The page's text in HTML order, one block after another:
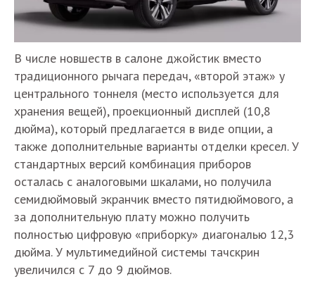
В числе новшеств в салоне джойстик вместо
традиционного рычага передач, «второй этаж» у
центрального тоннеля (место используется для
хранения вещей), проекционный дисплей (10,8
дюйма), который предлагается в виде опции, а
также дополнительные варианты отделки кресел. У
стандартных версий комбинация приборов
осталась с аналоговыми шкалами, но получила
семидюймовый экранчик вместо пятидюймового, а
за дополнительную плату можно получить
полностью цифровую «приборку» диагональю 12,3
дюйма. У мультимедийной системы тачскрин
увеличился с 7 до 9 дюймов.